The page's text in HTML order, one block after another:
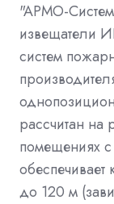
"АРМО-
систем
рассчитан
помещениях
обеспечивает
до 120 м